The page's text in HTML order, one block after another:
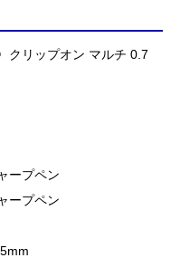
クリップオン マルチ 0.7
ープペン
ープペン